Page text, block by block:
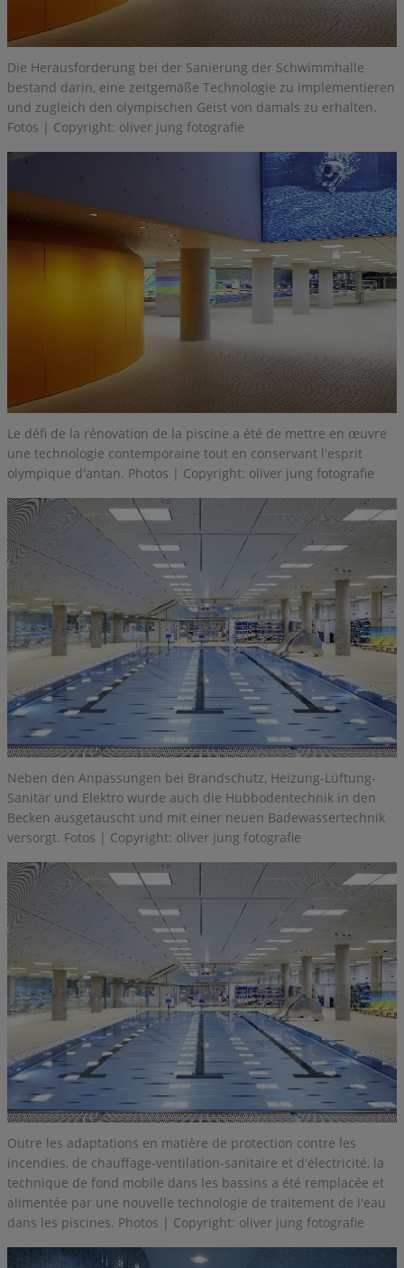
Die Herausforderung bei der Sanierung der Schwimmhalle
bestand darin, eine zeitgemäße Technologie zu implementieren
und zugleich den olympischen Geist von damals zu erhalten.
Fotos | Copyright: oliver jung fotografie
Le défi de la rénovation de la piscine a été de mettre en œuvre
une technologie contemporaine tout en conservant l'esprit
olympique d'antan. Photos | Copyright: oliver jung fotografie
Neben den Anpassungen bei Brandschutz, Heizung-Lüftung-
Sanitär und Elektro wurde auch die Hubbodentechnik in den
Becken ausgetauscht und mit einer neuen Badewassertechnik
versorgt. Fotos | Copyright: oliver jung fotografie
Outre les adaptations en matière de protection contre les
incendies, de chauffage-ventilation-sanitaire et d'électricité, la
technique de fond mobile dans les bassins a été remplacée et
alimentée par une nouvelle technologie de traitement de l'eau
dans les piscines. Photos | Copyright: oliver jung fotografie